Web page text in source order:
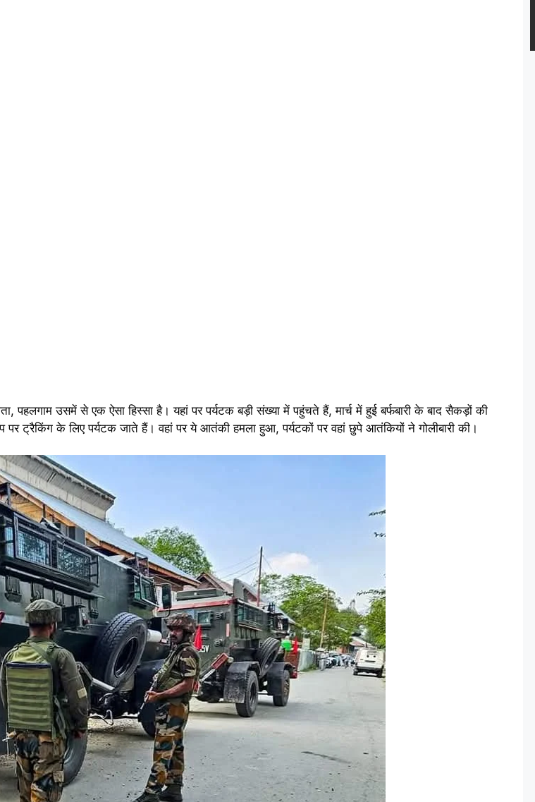
उसमें से एक ऐसा हिस्सा है। यहां पर पर्यटक बड़ी संख्या में पहुंचते हैं, मार्च में हुई बर्फबारी के बाद सैकड़ों की
ट्रैकिंग के लिए पर्यटक जाते हैं। वहां पर ये आतंकी हमला हुआ, पर्यटकों पर वहां छुपे आतंकियों ने गोलीबारी की।